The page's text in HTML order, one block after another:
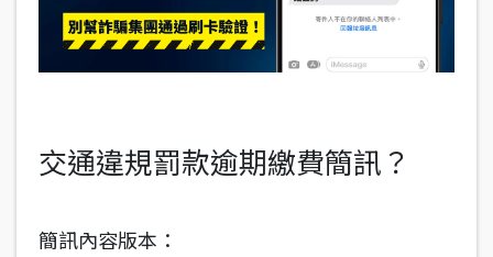
交通違規罰款逾期繳費簡訊？
簡訊內容版本：